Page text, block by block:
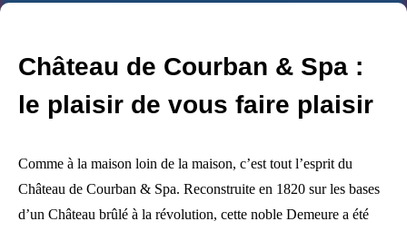
Château de Courban & Spa :
le plaisir de vous faire plaisir
Comme à la maison loin de la maison, c’est tout l’esprit du
Château de Courban & Spa. Reconstruite en 1820 sur les bases
d’un Château brûlé à la révolution, cette noble Demeure a été